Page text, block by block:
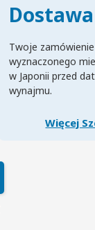
Dostawa
Twoje
wyznaczonego
w Japonii przed
wynajmu.
Więcej